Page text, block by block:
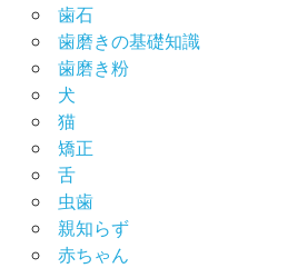
歯石
歯磨きの基礎知識
歯磨き粉
犬
猫
矯正
舌
虫歯
親知らず
赤ちゃん